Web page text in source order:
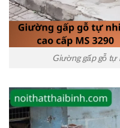
Giường gấp gỗ tự